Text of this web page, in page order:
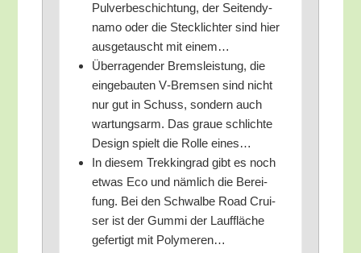
Pul­ver­be­schich­tung, der Sei­ten­dy­
na­mo oder die Steck­lich­ter sind hier
aus­ge­tauscht mit einem…
Über­ra­gen­der Brems­leis­tung, die
ein­ge­bau­ten V‑Bremsen sind nicht
nur gut in Schuss, son­dern auch
war­tungs­arm. Das graue schlich­te
Design spielt die Rol­le eines…
In die­sem Trek­king­rad gibt es noch
etwas Eco und näm­lich die Berei­
fung. Bei den Schwal­be Road Crui­
ser ist der Gum­mi der Lauf­flä­che
gefer­tigt mit Polymeren…